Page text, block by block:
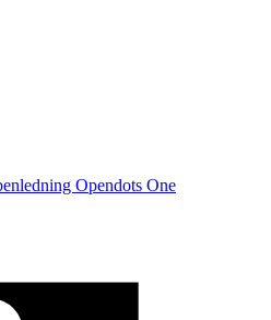
Opendots One